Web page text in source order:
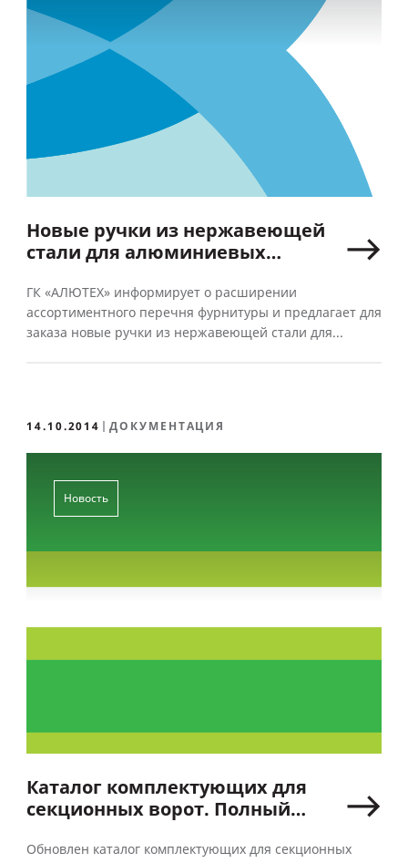
Новые ручки из нержавеющей
стали для алюминиевых
ГК «АЛЮТЕХ» информирует о расширении
ассортиментного перечня фурнитуры и предлагает для
заказа новые ручки из нержавеющей стали для...
14.10.2014 ДОКУМЕНТАЦИЯ
Новость
Каталог комплектующих для
секционных ворот. Полный
Обновлен каталог комплектующих для секционных